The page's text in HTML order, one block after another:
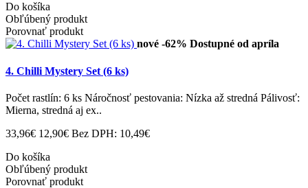
Do košíka
Obľúbený produkt
Porovnať produkt
nové -62% Dostupné od apríla
4. Chilli Mystery Set (6 ks)
Počet rastlín: 6 ks Náročnosť pestovania: Nízka až stredná Pálivosť:
Mierna, stredná aj ex..
33,96€ 12,90€ Bez DPH: 10,49€
Do košíka
Obľúbený produkt
Porovnať produkt